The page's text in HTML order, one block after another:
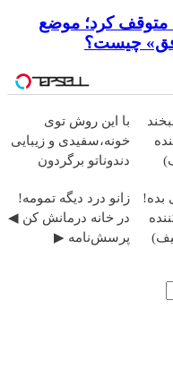
متوقف کرد؛ موضع
چیست؟
با این روش توی
خونه،سفیدی و زیبایی
دندوناتو برگردون
بده!
زانو درد دیگه تمومه!
در خانه درمانش کن ◀
پرسش‌نامه ▶